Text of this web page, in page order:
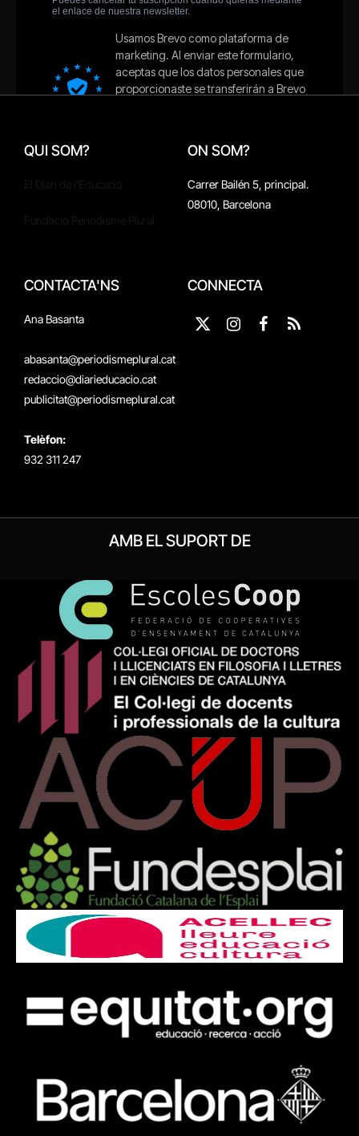
QUI SOM? ON SOM?
Carrer Bailén 5, principal.
08010, Barcelona
CONTACTA'NS
Ana Basanta
abasanta@periodismeplural.cat
redaccio@diarieducacio.cat
publicitat@periodismeplural.cat
Telèfon:
932 311 247
CONNECTA
X
InstagramFacebook
RSS
AMB EL SUPORT DE